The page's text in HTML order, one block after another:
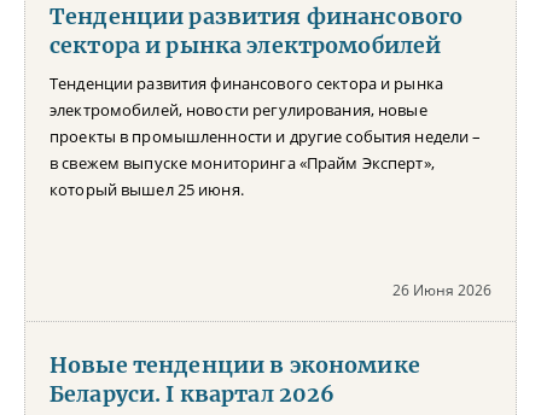
Тенденции развития финансового
сектора и рынка электромобилей
Тенденции развития финансового сектора и рынка
электромобилей, новости регулирования, новые
проекты в промышленности и другие события недели –
в свежем выпуске мониторинга «Прайм Эксперт»,
который вышел 25 июня.
26 Июня 2026
Новые тенденции в экономике
Беларуси. I квартал 2026